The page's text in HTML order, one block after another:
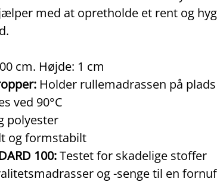
med at opretholde et rent og
cm. Højde: 1 cm
Holder rullemadrassen på plads
ved 90°C
polyester
og formstabilt
100:Testet for skadelige stoffer
og -senge til en